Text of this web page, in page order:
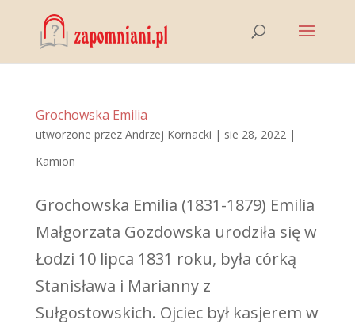
Grochowska Emilia
utworzone przez Andrzej Kornacki | sie 28, 2022|
Kamion
Grochowska Emilia (1831-1879) Emilia
Małgorzata Gozdowska urodziła się w
Łodzi 10 lipca 1831 roku, była córką
Stanisława i Marianny z
Sułgostowskich. Ojciec był kasjerem w